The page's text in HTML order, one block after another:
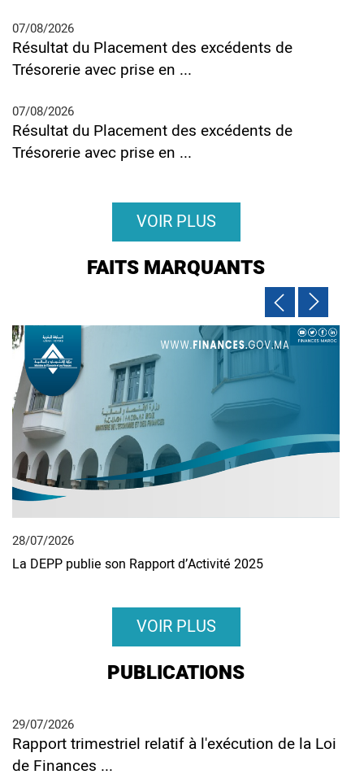
07/08/2026
Résultat du Placement des excédents de
Trésorerie avec prise en ...
07/08/2026
Résultat du Placement des excédents de
Trésorerie avec prise en ...
VOIR PLUS
FAITS MARQUANTS
28/07/2026
La DEPP publie son Rapport d’Activité 2025
VOIR PLUS
PUBLICATIONS
29/07/2026
Rapport trimestriel relatif à l'exécution de la Loi
de Finances ...